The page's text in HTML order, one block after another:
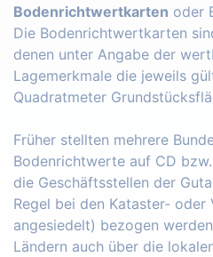
Bodenrichtwertkarten oder
Die Bodenrichtwertkarten
denen unter Angabe der
Lagemerkmale die jeweils
Quadratmeter
Früher stellten mehrere
Bodenrichtwerte auf CD
die Geschäftsstellen der
Regel bei den Kataster- oder
angesiedelt) bezogen
Ländern auch über die